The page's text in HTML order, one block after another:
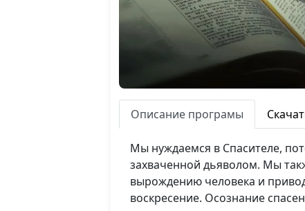
Описание програмы
Мы нуждаемся в Спасителе,
захваченной дьяволом. Мы
вырождению человека и
воскресение. Осознание